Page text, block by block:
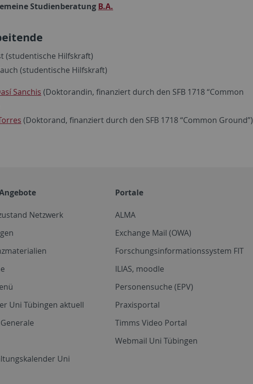
Studienberatung B.A.
(studentische Hilfskraft)
(studentische Hilfskraft)
Sanchis (Doktorandin, finanziert durch den SFB 1718 “Common
(Doktorand, finanziert durch den SFB 1718 “Common Ground”)
Netzwerk
Uni Tübingen aktuell
Uni
Portale
ALMA
Exchange Mail (OWA)
Forschungsinformationssystem FIT
ILIAS, moodle
Personensuche (EPV)
Praxisportal
Timms Video Portal
Webmail Uni Tübingen